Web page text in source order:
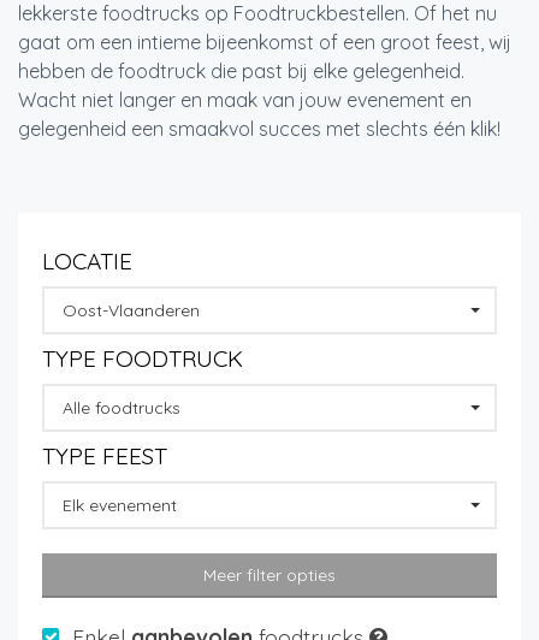
lekkerste foodtrucks op Foodtruckbestellen. Of het nu
gaat om een intieme bijeenkomst of een groot feest, wij
hebben de foodtruck die past bij elke gelegenheid.
Wacht niet langer en maak van jouw evenement en
gelegenheid een smaakvol succes met slechts één klik!
LOCATIE
Oost-Vlaanderen
TYPE FOODTRUCK
Alle foodtrucks
TYPE FEEST
Elk evenement
Meer filter opties